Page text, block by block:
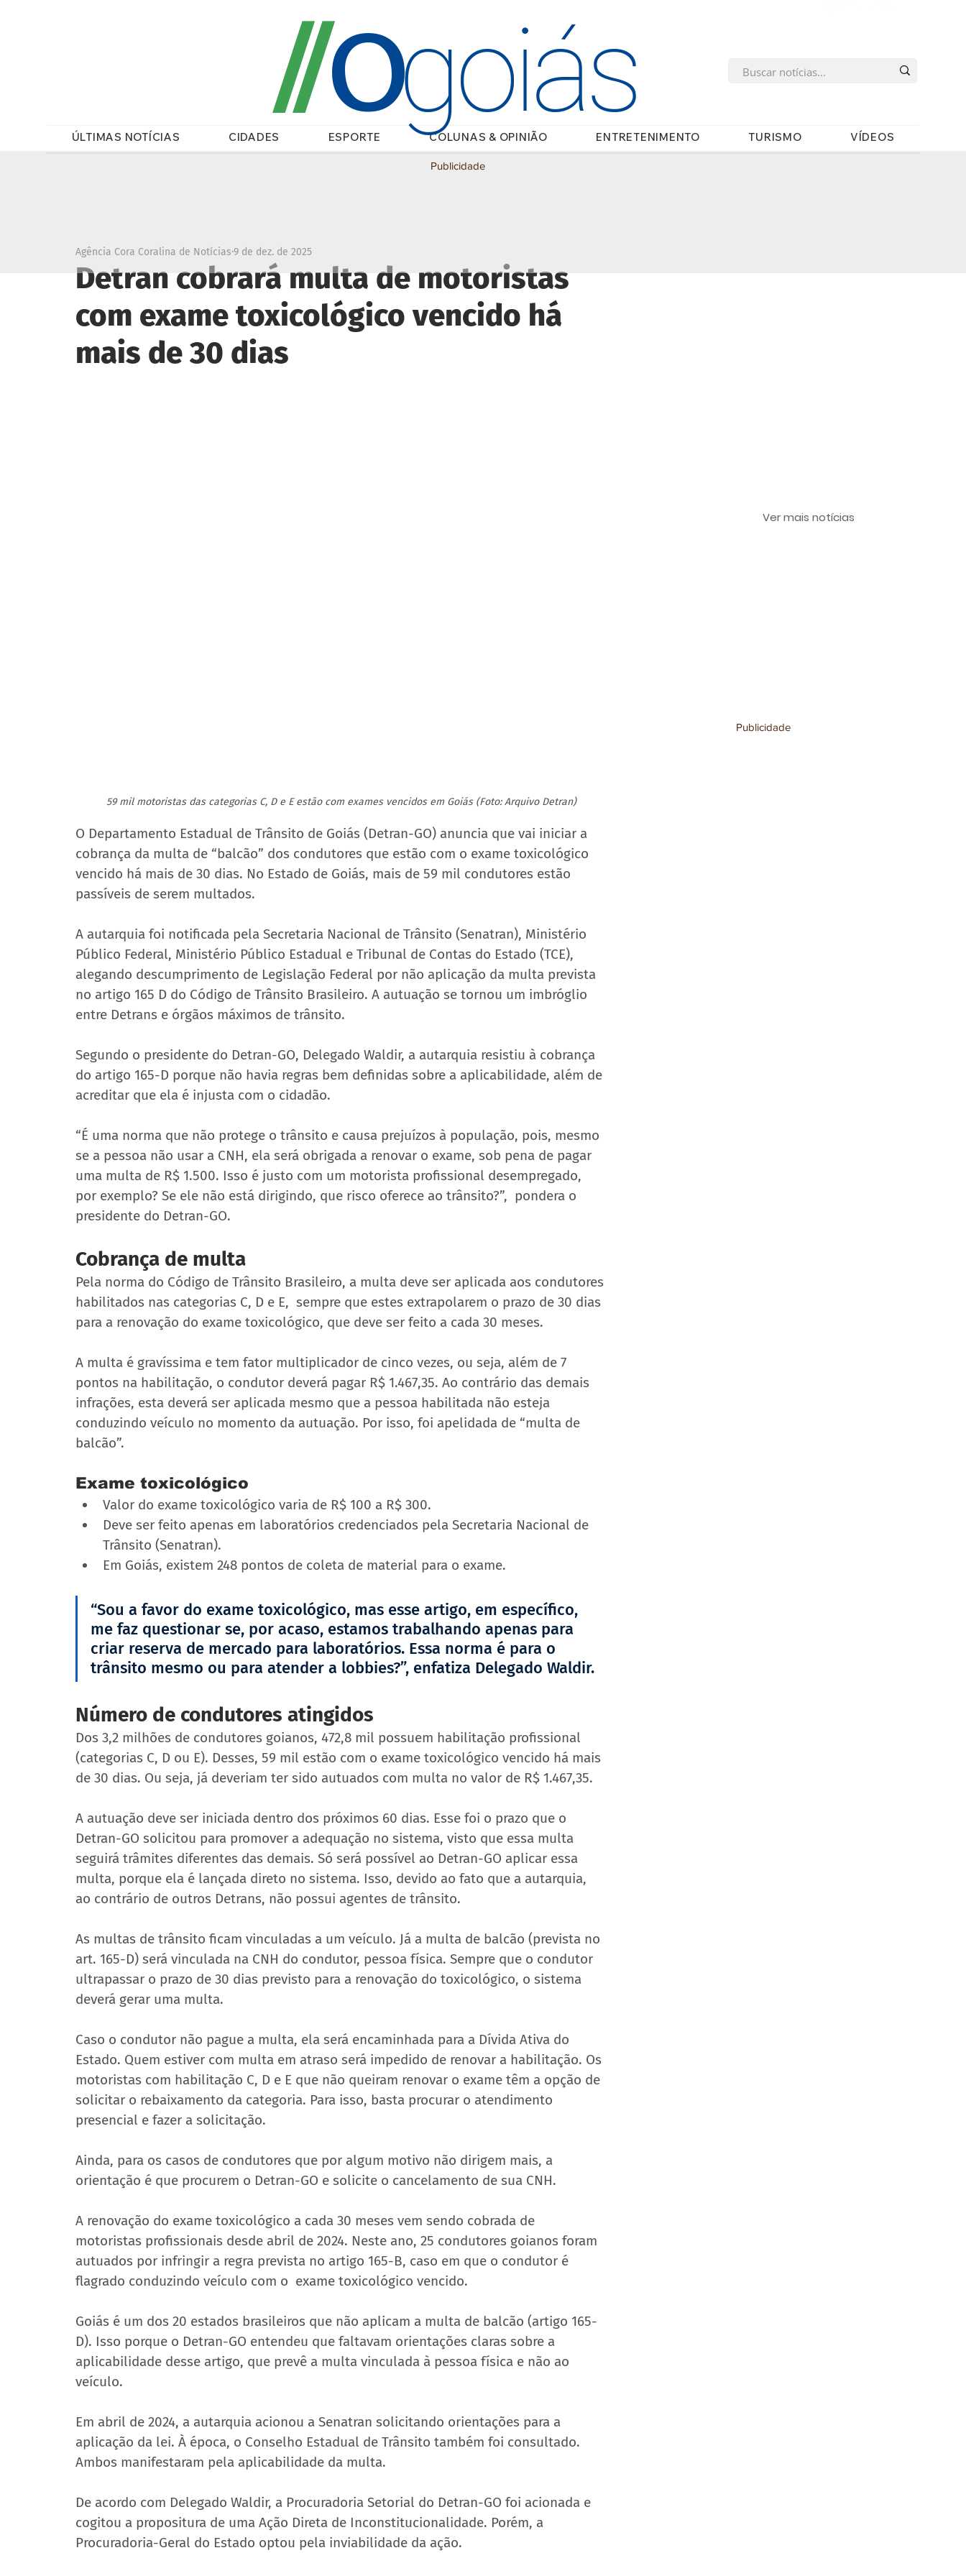
ÚLTIMAS NOTÍCIAS CIDADES ESPORTE COLUNAS & OPINIÃO ENTRETENIMENTO TURISMO VÍDEOS
//Ogoiás
Detran cobrará multa de motoristas
com exame toxicológico vencido há
mais de 30 dias
Agência Cora Coralina de Notícias 9 de dez. de 2025
59 mil motoristas das categorias C, D e E estão com exames vencidos em Goiás (Foto: Arquivo Detran)
O Departamento Estadual de Trânsito de Goiás (Detran-GO) anuncia que vai iniciar a
cobrança da multa de “balcão” dos condutores que estão com o exame toxicológico
vencido há mais de 30 dias. No Estado de Goiás, mais de 59 mil condutores estão
passíveis de serem multados.
A autarquia foi notificada pela Secretaria Nacional de Trânsito (Senatran), Ministério
Público Federal, Ministério Público Estadual e Tribunal de Contas do Estado (TCE),
alegando descumprimento de Legislação Federal por não aplicação da multa prevista
no artigo 165 D do Código de Trânsito Brasileiro. A autuação se tornou um imbróglio
entre Detrans e órgãos máximos de trânsito.
Segundo o presidente do Detran-GO, Delegado Waldir, a autarquia resistiu à cobrança
do artigo 165-D porque não havia regras bem definidas sobre a aplicabilidade, além de
acreditar que ela é injusta com o cidadão.
“É uma norma que não protege o trânsito e causa prejuízos à população, pois, mesmo
se a pessoa não usar a CNH, ela será obrigada a renovar o exame, sob pena de pagar
uma multa de R$ 1.500. Isso é justo com um motorista profissional desempregado,
por exemplo? Se ele não está dirigindo, que risco oferece ao trânsito?”,  pondera o
presidente do Detran-GO.
Cobrança de multa
Pela norma do Código de Trânsito Brasileiro, a multa deve ser aplicada aos condutores
habilitados nas categorias C, D e E,  sempre que estes extrapolarem o prazo de 30 dias
para a renovação do exame toxicológico, que deve ser feito a cada 30 meses.
A multa é gravíssima e tem fator multiplicador de cinco vezes, ou seja, além de 7
pontos na habilitação, o condutor deverá pagar R$ 1.467,35. Ao contrário das demais
infrações, esta deverá ser aplicada mesmo que a pessoa habilitada não esteja
conduzindo veículo no momento da autuação. Por isso, foi apelidada de “multa de
balcão”.
Exame toxicológico
Valor do exame toxicológico varia de R$ 100 a R$ 300.
Deve ser feito apenas em laboratórios credenciados pela Secretaria Nacional de
Trânsito (Senatran).
Em Goiás, existem 248 pontos de coleta de material para o exame.
“Sou a favor do exame toxicológico, mas esse artigo, em específico,
me faz questionar se, por acaso, estamos trabalhando apenas para
criar reserva de mercado para laboratórios. Essa norma é para o
trânsito mesmo ou para atender a lobbies?”, enfatiza Delegado Waldir.
Número de condutores atingidos
Dos 3,2 milhões de condutores goianos, 472,8 mil possuem habilitação profissional
(categorias C, D ou E). Desses, 59 mil estão com o exame toxicológico vencido há mais
de 30 dias. Ou seja, já deveriam ter sido autuados com multa no valor de R$ 1.467,35.
A autuação deve ser iniciada dentro dos próximos 60 dias. Esse foi o prazo que o
Detran-GO solicitou para promover a adequação no sistema, visto que essa multa
seguirá trâmites diferentes das demais. Só será possível ao Detran-GO aplicar essa
multa, porque ela é lançada direto no sistema. Isso, devido ao fato que a autarquia,
ao contrário de outros Detrans, não possui agentes de trânsito.
As multas de trânsito ficam vinculadas a um veículo. Já a multa de balcão (prevista no
art. 165-D) será vinculada na CNH do condutor, pessoa física. Sempre que o condutor
ultrapassar o prazo de 30 dias previsto para a renovação do toxicológico, o sistema
deverá gerar uma multa.
Caso o condutor não pague a multa, ela será encaminhada para a Dívida Ativa do
Estado. Quem estiver com multa em atraso será impedido de renovar a habilitação. Os
motoristas com habilitação C, D e E que não queiram renovar o exame têm a opção de
solicitar o rebaixamento da categoria. Para isso, basta procurar o atendimento
presencial e fazer a solicitação.
Ainda, para os casos de condutores que por algum motivo não dirigem mais, a
orientação é que procurem o Detran-GO e solicite o cancelamento de sua CNH.
A renovação do exame toxicológico a cada 30 meses vem sendo cobrada de
motoristas profissionais desde abril de 2024. Neste ano, 25 condutores goianos foram
autuados por infringir a regra prevista no artigo 165-B, caso em que o condutor é
flagrado conduzindo veículo com o  exame toxicológico vencido.
Goiás é um dos 20 estados brasileiros que não aplicam a multa de balcão (artigo 165-
D). Isso porque o Detran-GO entendeu que faltavam orientações claras sobre a
aplicabilidade desse artigo, que prevê a multa vinculada à pessoa física e não ao
veículo.
Em abril de 2024, a autarquia acionou a Senatran solicitando orientações para a
aplicação da lei. À época, o Conselho Estadual de Trânsito também foi consultado.
Ambos manifestaram pela aplicabilidade da multa.
De acordo com Delegado Waldir, a Procuradoria Setorial do Detran-GO foi acionada e
cogitou a propositura de uma Ação Direta de Inconstitucionalidade. Porém, a
Procuradoria-Geral do Estado optou pela inviabilidade da ação.
Publicidade
Publicidade
Ver mais notícias